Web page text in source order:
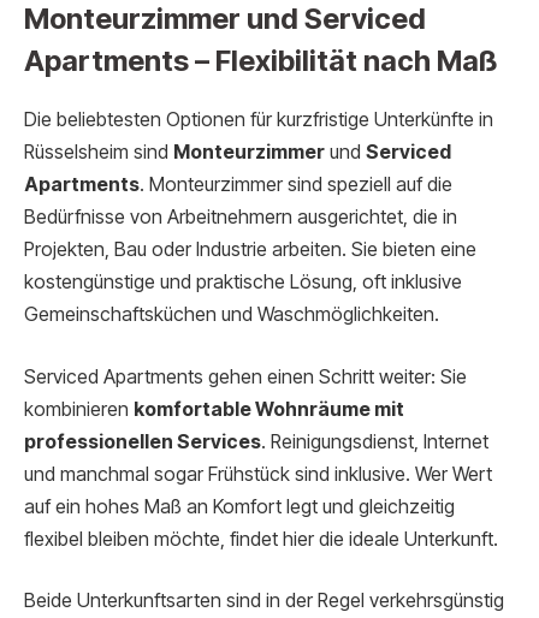
Monteurzimmer und Serviced
Apartments – Flexibilität nach Maß
Die beliebtesten Optionen für kurzfristige Unterkünfte in
Rüsselsheim sind Monteurzimmer und Serviced
Apartments. Monteurzimmer sind speziell auf die
Bedürfnisse von Arbeitnehmern ausgerichtet, die in
Projekten, Bau oder Industrie arbeiten. Sie bieten eine
kostengünstige und praktische Lösung, oft inklusive
Gemeinschaftsküchen und Waschmöglichkeiten.
Serviced Apartments gehen einen Schritt weiter: Sie
kombinieren komfortable Wohnräume mit
professionellen Services. Reinigungsdienst, Internet
und manchmal sogar Frühstück sind inklusive. Wer Wert
auf ein hohes Maß an Komfort legt und gleichzeitig
flexibel bleiben möchte, findet hier die ideale Unterkunft.
Beide Unterkunftsarten sind in der Regel verkehrsgünstig